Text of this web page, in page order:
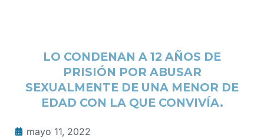
LO CONDENAN A 12 AÑOS DE
PRISIÓN POR ABUSAR
SEXUALMENTE DE UNA MENOR DE
EDAD CON LA QUE CONVIVÍA.
mayo 11, 2022